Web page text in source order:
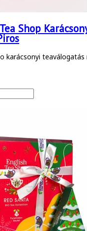
Shop
karácsonyi teaválogatás